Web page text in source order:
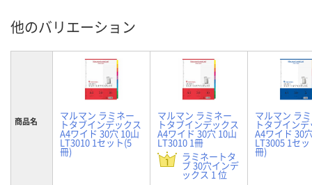
他のバリエーション
商品名 マルマン ラミネー
トタブインデックス
A4ワイド 30穴 10山
LT3010 1セット(5
冊)
マルマン ラミネー
トタブインデックス
A4ワイド 30穴 10山
LT3010 1冊
ラミネートタ
ブ 30穴インデ
ックス 1 位
マルマン ラ
トタブイン
A4ワイド 30
LT3005 1セ
冊)